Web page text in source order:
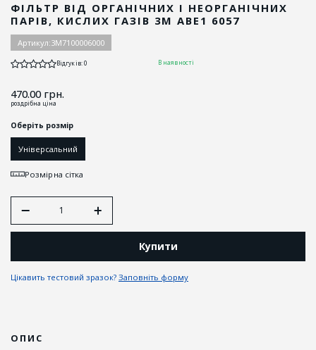
ФІЛЬТР ВІД ОРГАНІЧНИХ І НЕОРГАНІЧНИХ
ПАРІВ, КИСЛИХ ГАЗІВ 3M ABE1 6057
Артикул:3M7100006000
Відгуків: 0 В наявності
470.00грн.
роздрібна ціна
Оберіть розмір
Універсальний
Розмірна сітка
Купити
Цікавить тестовий зразок? Заповніть форму
ОПИС